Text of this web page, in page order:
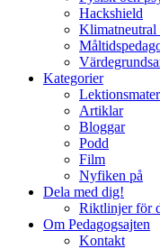
Hackshield
Klimatneutral
Kategorier
Artiklar
Bloggar
Podd
Film
Nyfiken på
Dela med dig!
Riktlinjer för
Om Pedagogsajten
Kontakt